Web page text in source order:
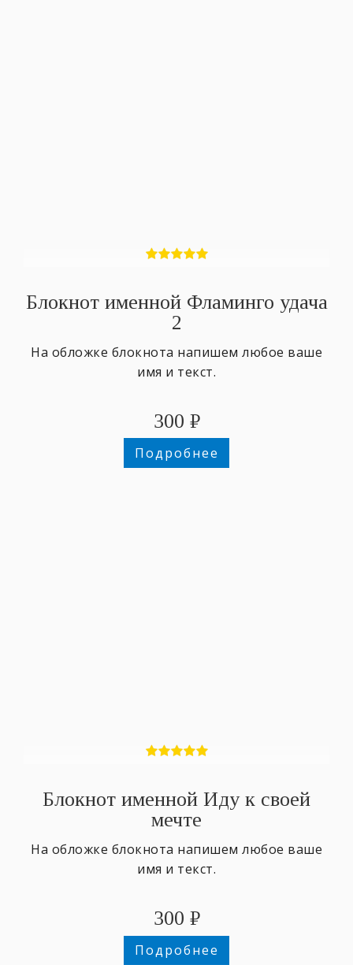
Блокнот именной Фламинго удача
2
На обложке блокнота напишем любое ваше
имя и текст.
300 ₽
Подробнее
Блокнот именной Иду к своей
мечте
На обложке блокнота напишем любое ваше
имя и текст.
300 ₽
Подробнее